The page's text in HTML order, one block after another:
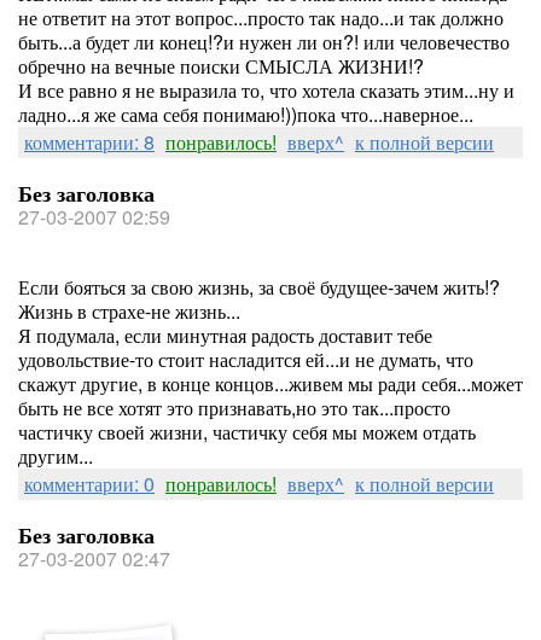
не ответит на этот вопрос...просто так надо...и так должно
быть...а будет ли конец!?и нужен ли он?! или человечество
обречно на вечные поиски СМЫСЛА ЖИЗНИ!?
И все равно я не выразила то, что хотела сказать этим...ну и
ладно...я же сама себя понимаю!))пока что...наверное...
комментарии: 8 понравилось! вверх^ к полной версии
Без заголовка
27-03-2007 02:59
Если бояться за свою жизнь, за своё будущее-зачем жить!?
Жизнь в страхе-не жизнь...
Я подумала, если минутная радость доставит тебе
удовольствие-то стоит насладится ей...и не думать, что
скажут другие, в конце концов...живем мы ради себя...может
быть не все хотят это признавать,но это так...просто
частичку своей жизни, частичку себя мы можем отдать
другим...
комментарии: 0 понравилось! вверх^ к полной версии
Без заголовка
27-03-2007 02:47